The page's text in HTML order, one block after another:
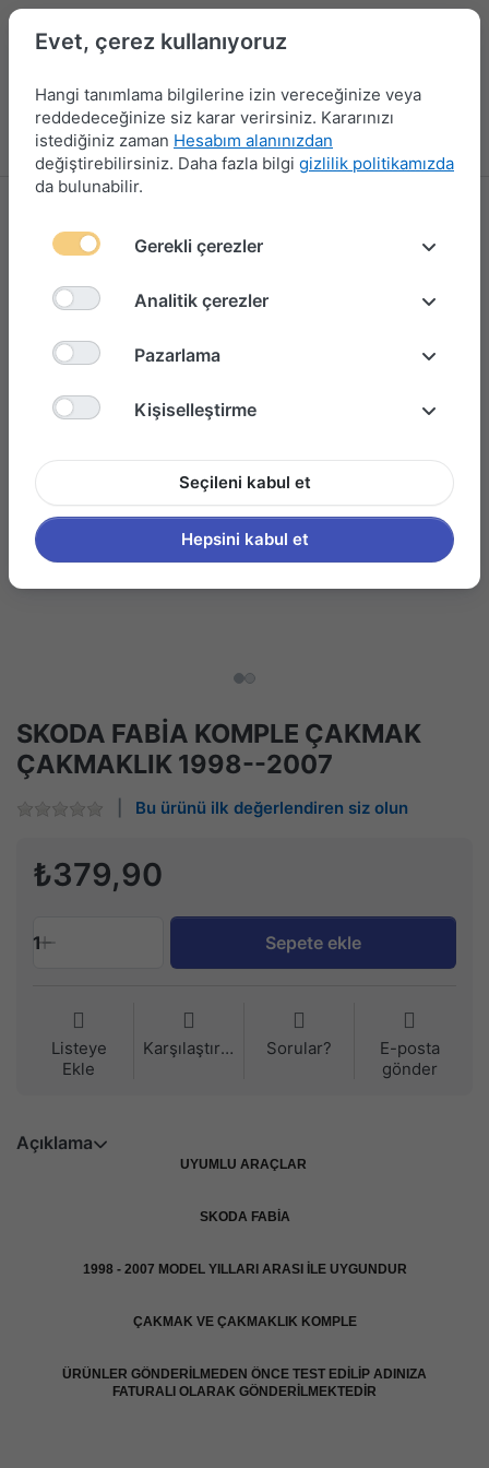
Menü Giriş yap Karşılaştırma Favori Listesi
SKODA FABİA KOMPLE ÇAKMAK
ÇAKMAKLIK 1998--2007
Bu ürünü ilk değerlendiren siz olun
₺379,90
1 Sepete ekle
Listeye
Ekle
Karşılaştırma Sorular?
E-posta
gönder
Açıklama
UYUMLU ARAÇLAR
SKODA FABİA
1998 - 2007 MODEL YILLARI ARASI İLE UYGUNDUR
ÇAKMAK VE ÇAKMAKLIK KOMPLE
ÜRÜNLER GÖNDERİLMEDEN ÖNCE TEST EDİLİP ADINIZA
FATURALI OLARAK GÖNDERİLMEKTEDİR
Evet, çerez kullanıyoruz
Hangi tanımlama bilgilerine izin vereceğinize veya
reddedeceğinize siz karar verirsiniz. Kararınızı
istediğiniz zaman Hesabım alanınızdan
değiştirebilirsiniz. Daha fazla bilgi gizlilik politikamızda
da bulunabilir.
Gerekli çerezler
Analitik çerezler
Pazarlama
Kişiselleştirme
Seçileni kabul et
Hepsini kabul et